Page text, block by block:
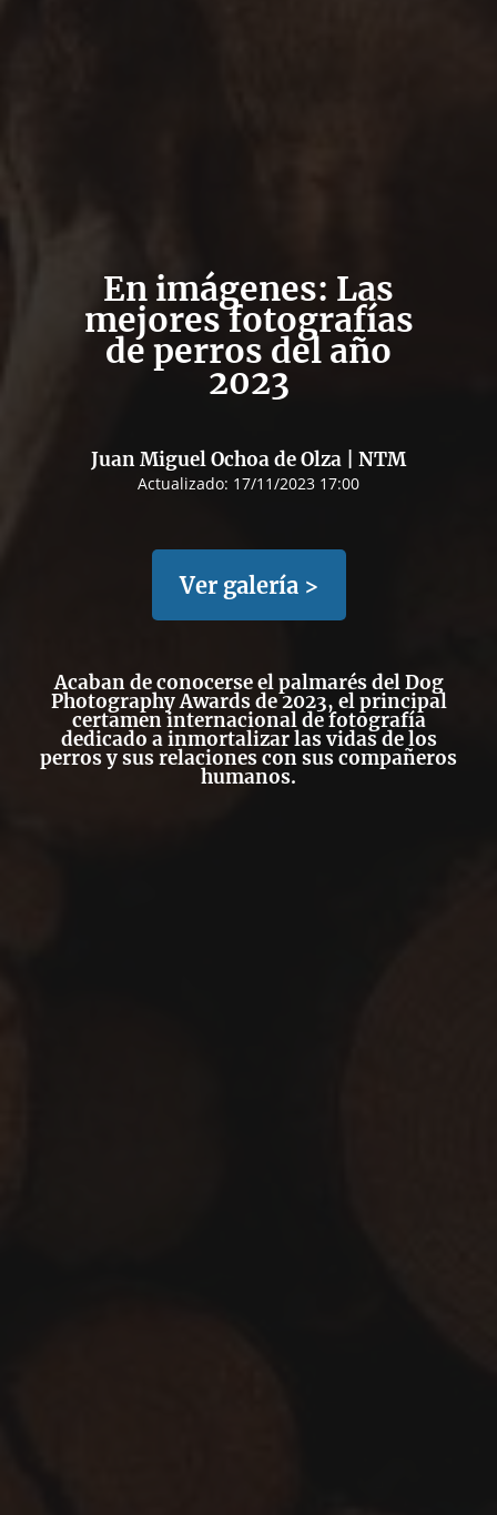
En imágenes: Las
mejores fotografías
de perros del año
2023
Juan Miguel Ochoa de Olza | NTM
Actualizado: 17/11/2023 17:00
Ver galería >
Acaban de conocerse el palmarés del Dog
Photography Awards de 2023, el principal
certamen internacional de fotografía
dedicado a inmortalizar las vidas de los
perros y sus relaciones con sus compañeros
humanos.